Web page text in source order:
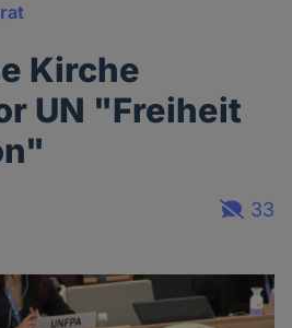
Kirche
UN "Freiheit
33